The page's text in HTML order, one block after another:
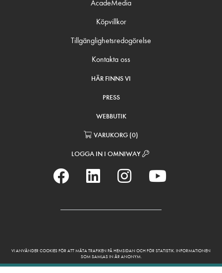
AcadeMedia
Köpvillkor
Tillgänglighetsredogörelse
Kontakta oss
HÄR FINNS VI
PRESS
WEBBUTIK
VARUKORG (0)
LOGGA IN I OMNIWAY
VI ANVÄNDER COOKIES FÖR ATT MÄTA TRAFIKEN PÅ HEMSIDAN OCH FÖR STATISTIK. INFORMATIONEN
SOM SAMLAS IN ÄR ANONYM.